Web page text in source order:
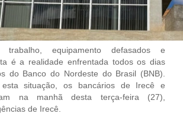
trabalho, equipamento defasados e
é a realidade enfrentada todos os dias
do Banco do Nordeste do Brasil (BNB).
esta situação, os bancários de Irecê e
na manhã desta terça-feira (27),
de Irecê.